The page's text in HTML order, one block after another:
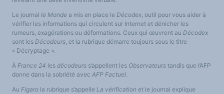
Les victoires du plurilinguisme
Courrier des lecteurs
Morceaux choisis
Annonces
Anglicismes-anglicisation
Humour et plurilinguisme
Le journal le Monde a mis en place le Décodex, outil pour vous aider à
vérifier les informations qui circulent sur Internet et dénicher les
rumeurs, exagérations ou déformations. Ceux qui œuvrent au Décodex
sont les Décodeurs, et la rubrique démarre toujours sous le titre
« Décryptage ».
À France 24 les décodeurs s’appellent les Observateurs tandis que l’AFP
donne dans la sobriété avec AFP Factuel.
Au Figaro la rubrique s’appelle La vérification et le journal explique